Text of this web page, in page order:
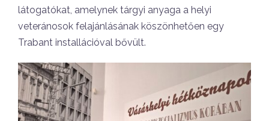
látogatókat, amelynek tárgyi anyaga a helyi
veteránosok felajánlásának köszönhetően egy
Trabant installációval bővült.